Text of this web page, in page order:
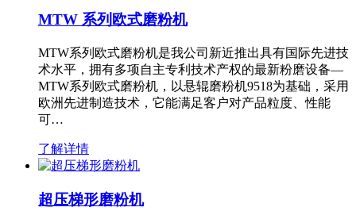
MTW 系列欧式磨粉机
MTW系列欧式磨粉机是我公司新近推出具有国际先进技
术水平，拥有多项自主专利技术产权的最新粉磨设备—
MTW系列欧式磨粉机，以悬辊磨粉机9518为基础，采用
欧洲先进制造技术，它能满足客户对产品粒度、性能
可…
了解详情
超压梯形磨粉机